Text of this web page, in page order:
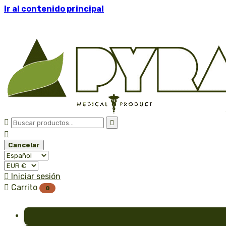
Ir al contenido principal
 

Cancelar
 Iniciar sesión
 Carrito 0